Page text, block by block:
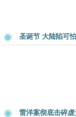
圣诞节 大陆陷可
雷洋案彻底击碎